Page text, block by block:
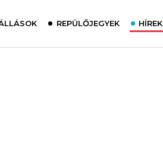
REPÜLŐJEGYEK HÍREK